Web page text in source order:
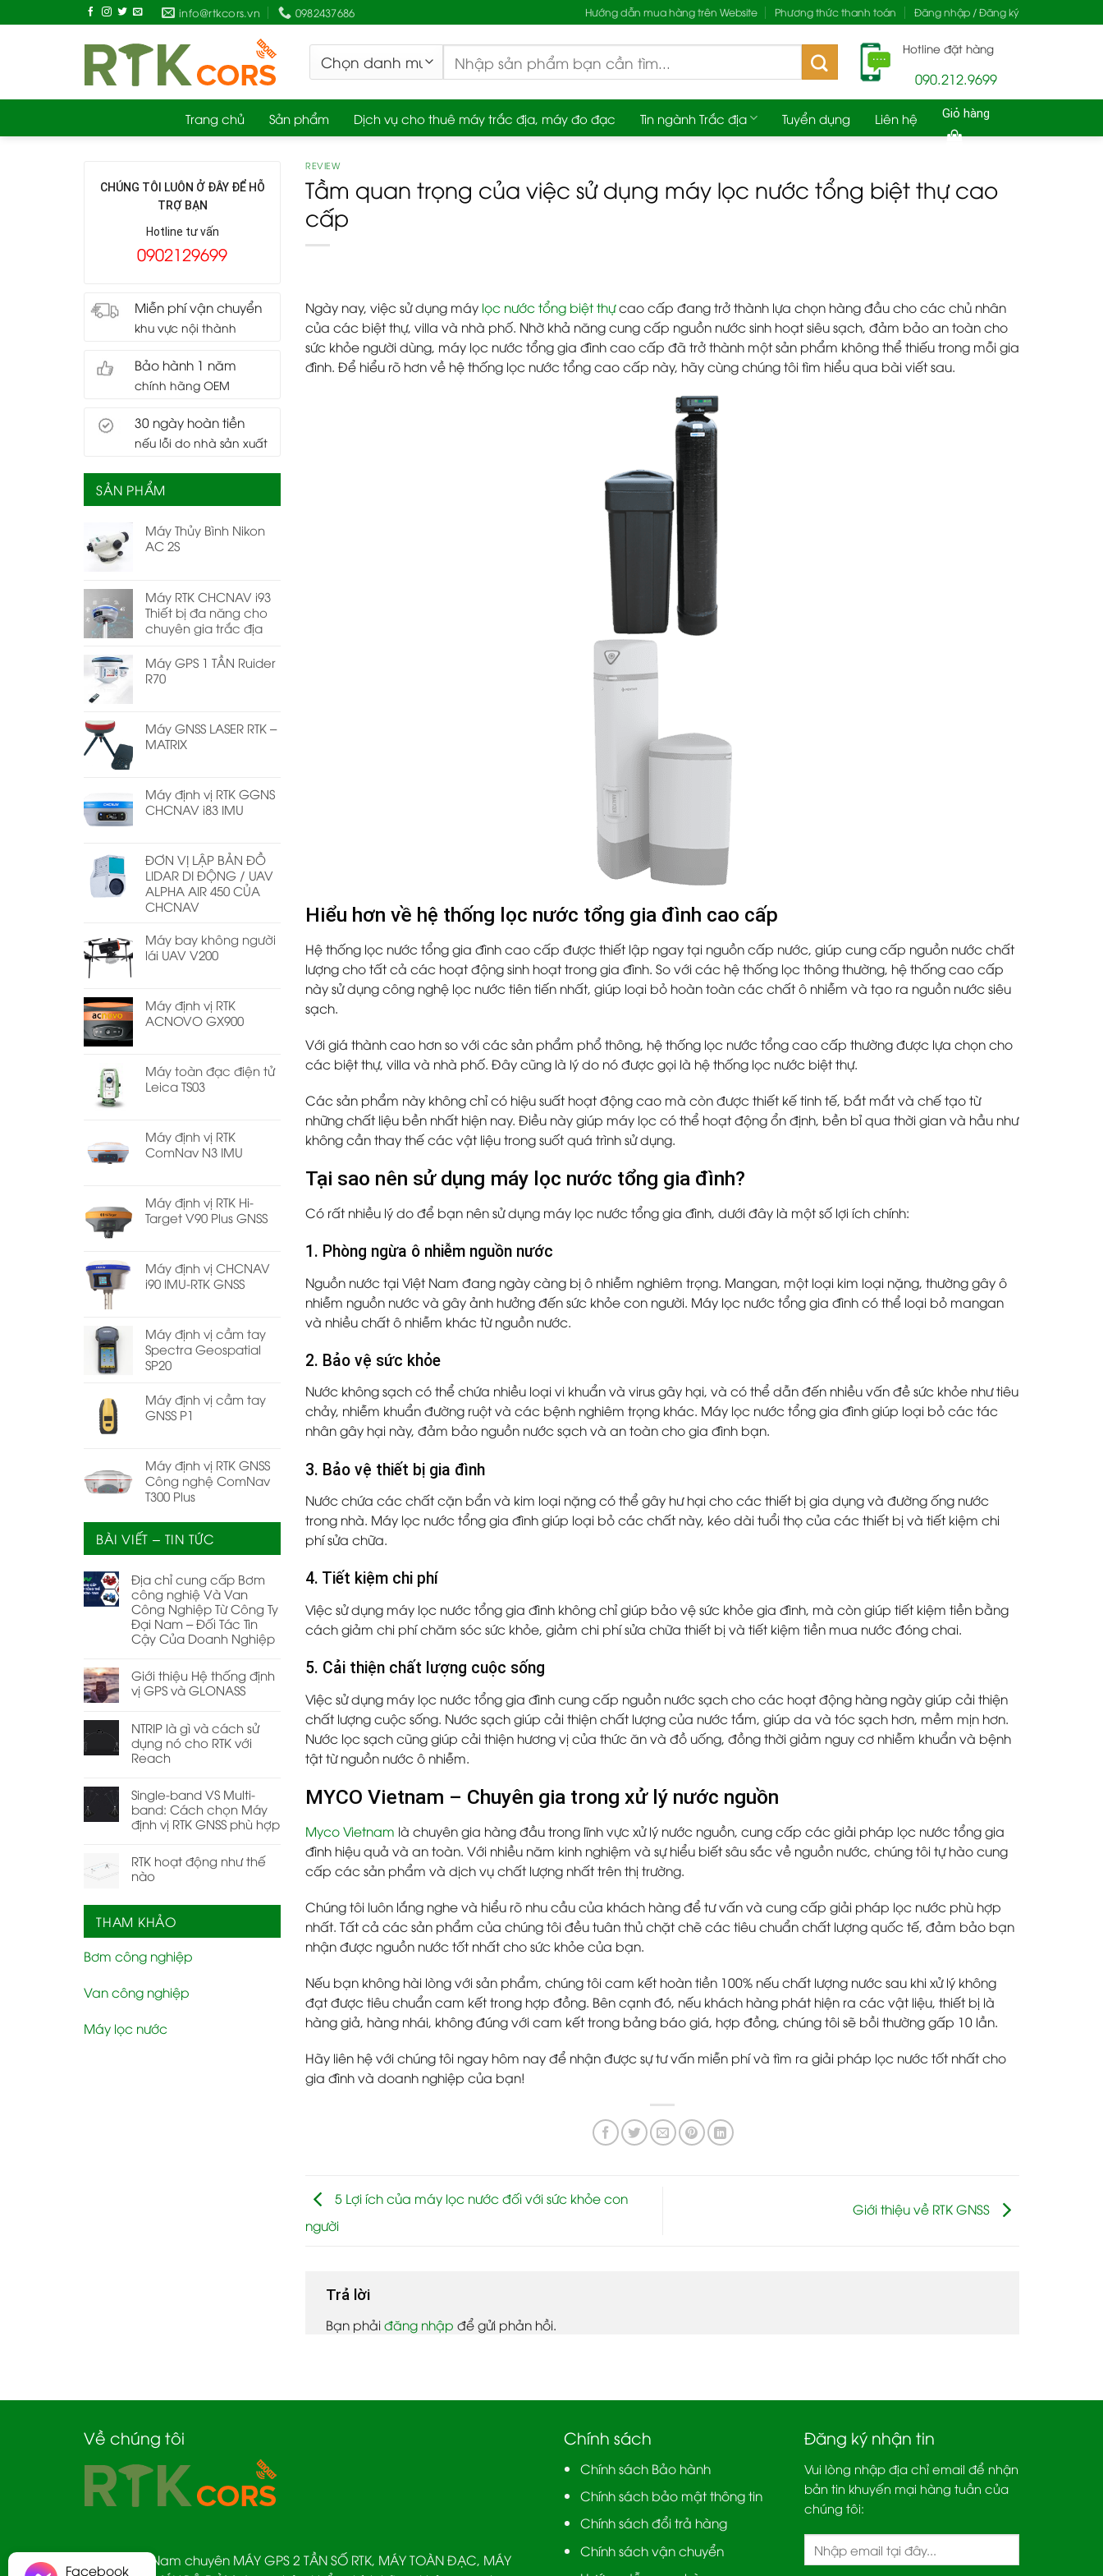
to
info@rtkcors.vn 0982437686 Hướng dẫn mua hàng trên Website Phương thức thanh toán Đăng nhập / Đăng ký
Tìm
kiếm:
Hotline đặt hàng
090.212.9699
Trang chủ Sản phẩm Dịch vụ cho thuê máy trắc địa, máy đo đạc Tin ngành Trắc địa Tuyển dụng Liên hệ Giỏ hàng
CHÚNG TÔI LUÔN Ở ĐÂY ĐỂ HỖ
TRỢ BẠN
Hotline tư vấn
0902129699
Miễn phí vận chuyển
khu vực nội thành
Bảo hành 1 năm
chính hãng OEM
30 ngày hoàn tiền
nếu lỗi do nhà sản xuất
SẢN PHẨM
Máy Thủy Bình Nikon
AC 2S
Máy RTK CHCNAV i93
Thiết bị đa năng cho
chuyên gia trắc địa
Máy GPS 1 TẦN Ruider
R70
Máy GNSS LASER RTK –
MATRIX
Máy định vị RTK GGNS
CHCNAV i83 IMU
ĐƠN VỊ LẬP BẢN ĐỒ
LIDAR DI ĐỘNG / UAV
ALPHA AIR 450 CỦA
CHCNAV
Máy bay không người
lái UAV V200
Máy định vị RTK
ACNOVO GX900
Máy toàn đạc điện tử
Leica TS03
Máy định vị RTK
ComNav N3 IMU
Máy định vị RTK Hi-
Target V90 Plus GNSS
Máy định vị CHCNAV
i90 IMU-RTK GNSS
Máy định vị cầm tay
Spectra Geospatial
SP20
Máy định vị cầm tay
GNSS P1
Máy định vị RTK GNSS
Công nghệ ComNav
T300 Plus
BÀI VIẾT – TIN TỨC
Địa chỉ cung cấp Bơm
công nghiệ Và Van
Công Nghiệp Từ Công Ty
Đại Nam – Đối Tác Tin
Cậy Của Doanh Nghiệp
Giới thiệu Hệ thống định
vị GPS và GLONASS
NTRIP là gì và cách sử
dụng nó cho RTK với
Reach
Single-band VS Multi-
band: Cách chọn Máy
định vị RTK GNSS phù hợp
RTK hoạt động như thế
nào
THAM KHẢO
Bơm công nghiệp
Van công nghiệp
Máy lọc nước
REVIEW
Tầm quan trọng của việc sử dụng máy lọc nước tổng biệt thự cao
cấp
Ngày nay, việc sử dụng máy lọc nước tổng biệt thựcao cấp đang trở thành lựa chọn hàng đầu cho các chủ nhân
của các biệt thự, villa và nhà phố. Nhờ khả năng cung cấp nguồn nước sinh hoạt siêu sạch, đảm bảo an toàn cho
sức khỏe người dùng, máy lọc nước tổng gia đình cao cấp đã trở thành một sản phẩm không thể thiếu trong mỗi gia
đình. Để hiểu rõ hơn về hệ thống lọc nước tổng cao cấp này, hãy cùng chúng tôi tìm hiểu qua bài viết sau.
Hiểu hơn về hệ thống lọc nước tổng gia đình cao cấp
Hệ thống lọc nước tổng gia đình cao cấp được thiết lập ngay tại nguồn cấp nước, giúp cung cấp nguồn nước chất
lượng cho tất cả các hoạt động sinh hoạt trong gia đình. So với các hệ thống lọc thông thường, hệ thống cao cấp
này sử dụng công nghệ lọc nước tiên tiến nhất, giúp loại bỏ hoàn toàn các chất ô nhiễm và tạo ra nguồn nước siêu
sạch.
Với giá thành cao hơn so với các sản phẩm phổ thông, hệ thống lọc nước tổng cao cấp thường được lựa chọn cho
các biệt thự, villa và nhà phố. Đây cũng là lý do nó được gọi là hệ thống lọc nước biệt thự.
Các sản phẩm này không chỉ có hiệu suất hoạt động cao mà còn được thiết kế tinh tế, bắt mắt và chế tạo từ
những chất liệu bền nhất hiện nay. Điều này giúp máy lọc có thể hoạt động ổn định, bền bỉ qua thời gian và hầu như
không cần thay thế các vật liệu trong suốt quá trình sử dụng.
Tại sao nên sử dụng máy lọc nước tổng gia đình?
Có rất nhiều lý do để bạn nên sử dụng máy lọc nước tổng gia đình, dưới đây là một số lợi ích chính:
1. Phòng ngừa ô nhiễm nguồn nước
Nguồn nước tại Việt Nam đang ngày càng bị ô nhiễm nghiêm trọng. Mangan, một loại kim loại nặng, thường gây ô
nhiễm nguồn nước và gây ảnh hưởng đến sức khỏe con người. Máy lọc nước tổng gia đình có thể loại bỏ mangan
và nhiều chất ô nhiễm khác từ nguồn nước.
2. Bảo vệ sức khỏe
Nước không sạch có thể chứa nhiều loại vi khuẩn và virus gây hại, và có thể dẫn đến nhiều vấn đề sức khỏe như tiêu
chảy, nhiễm khuẩn đường ruột và các bệnh nghiêm trọng khác. Máy lọc nước tổng gia đình giúp loại bỏ các tác
nhân gây hại này, đảm bảo nguồn nước sạch và an toàn cho gia đình bạn.
3. Bảo vệ thiết bị gia đình
Nước chứa các chất cặn bẩn và kim loại nặng có thể gây hư hại cho các thiết bị gia dụng và đường ống nước
trong nhà. Máy lọc nước tổng gia đình giúp loại bỏ các chất này, kéo dài tuổi thọ của các thiết bị và tiết kiệm chi
phí sửa chữa.
4. Tiết kiệm chi phí
Việc sử dụng máy lọc nước tổng gia đình không chỉ giúp bảo vệ sức khỏe gia đình, mà còn giúp tiết kiệm tiền bằng
cách giảm chi phí chăm sóc sức khỏe, giảm chi phí sửa chữa thiết bị và tiết kiệm tiền mua nước đóng chai.
5. Cải thiện chất lượng cuộc sống
Việc sử dụng máy lọc nước tổng gia đình cung cấp nguồn nước sạch cho các hoạt động hàng ngày giúp cải thiện
chất lượng cuộc sống. Nước sạch giúp cải thiện chất lượng của nước tắm, giúp da và tóc sạch hơn, mềm mịn hơn.
Nước lọc sạch cũng giúp cải thiện hương vị của thức ăn và đồ uống, đồng thời giảm nguy cơ nhiễm khuẩn và bệnh
tật từ nguồn nước ô nhiễm.
MYCO Vietnam – Chuyên gia trong xử lý nước nguồn
Myco Vietnam là chuyên gia hàng đầu trong lĩnh vực xử lý nước nguồn, cung cấp các giải pháp lọc nước tổng gia
đình hiệu quả và an toàn. Với nhiều năm kinh nghiệm và sự hiểu biết sâu sắc về nguồn nước, chúng tôi tự hào cung
cấp các sản phẩm và dịch vụ chất lượng nhất trên thị trường.
Chúng tôi luôn lắng nghe và hiểu rõ nhu cầu của khách hàng để tư vấn và cung cấp giải pháp lọc nước phù hợp
nhất. Tất cả các sản phẩm của chúng tôi đều tuân thủ chặt chẽ các tiêu chuẩn chất lượng quốc tế, đảm bảo bạn
nhận được nguồn nước tốt nhất cho sức khỏe của bạn.
Nếu bạn không hài lòng với sản phẩm, chúng tôi cam kết hoàn tiền 100% nếu chất lượng nước sau khi xử lý không
đạt được tiêu chuẩn cam kết trong hợp đồng. Bên cạnh đó, nếu khách hàng phát hiện ra các vật liệu, thiết bị là
hàng giả, hàng nhái, không đúng với cam kết trong bảng báo giá, hợp đồng, chúng tôi sẽ bồi thường gấp 10 lần.
Hãy liên hệ với chúng tôi ngay hôm nay để nhận được sự tư vấn miễn phí và tìm ra giải pháp lọc nước tốt nhất cho
gia đình và doanh nghiệp của bạn!
5 Lợi ích của máy lọc nước đối với sức khỏe con
người
Giới thiệu về RTK GNSS
Trả lời
Bạn phải đăng nhập để gửi phản hồi.
Về chúng tôi
TCMD Việt Nam chuyên MÁY GPS 2 TẦN SỐ RTK, MÁY TOÀN ĐẠC, MÁY
Chính sách
Chính sách Bảo hành
Chính sách bảo mật thông tin
Chính sách đổi trả hàng
Chính sách vận chuyển
Đăng ký nhận tin
Vui lòng nhập địa chỉ email để nhận
bản tin khuyến mại hàng tuần của
chúng tôi:
Facebook